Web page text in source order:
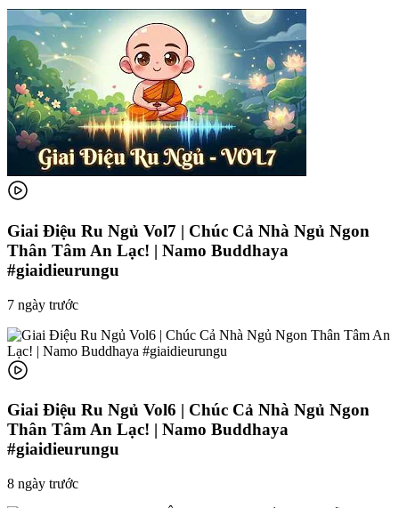
Giai Điệu Ru Ngủ Vol7 | Chúc Cả Nhà Ngủ Ngon
Thân Tâm An Lạc! | Namo Buddhaya
#giaidieurungu
7 ngày trước
Giai Điệu Ru Ngủ Vol6 | Chúc Cả Nhà Ngủ Ngon
Thân Tâm An Lạc! | Namo Buddhaya
#giaidieurungu
8 ngày trước